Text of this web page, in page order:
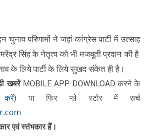
चुनाव परिणामों ने जहां कांग्रेस पार्टी में उत्साह
सिंह के नेतृत्व को भी मजबूती प्रदान की है
के लिये पार्टी के लिये सुखद संकेत ही है।
खबरें MOBILE APP DOWNLOAD करने के
) या फिरप्ले स्टोर में सर्च
एवं स्तंभकार हैं।